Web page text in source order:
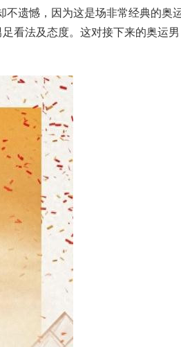
不遗憾，因为这是场非常经典的奥
看法及态度。这对接下来的奥运男